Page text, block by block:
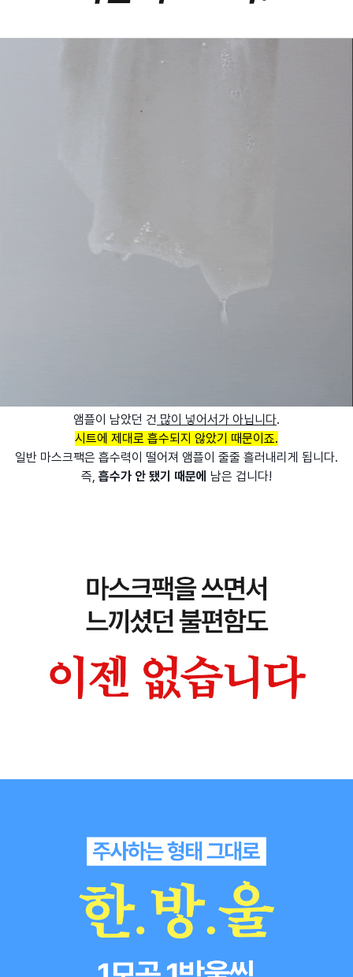
앰플이 남았던 건 많이 넣어서가 아닙니다.
시트에 제대로 흡수되지 않았기 때문이죠.
일반 마스크팩은 흡수력이 떨어져 앰플이 줄줄 흘러내리게 됩니다.
즉, 흡수가 안 됐기 때문에 남은 겁니다!